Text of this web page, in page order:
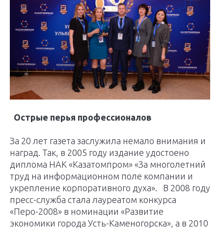
Острые перья профессионалов
За 20 лет газета заслужила немало внимания и
наград. Так, в 2005 году издание удостоено
диплома НАК «Казатомпром» «За многолетний
труд на информационном поле компании и
укрепление корпоративного духа». В 2008 году
пресс-служба стала лауреатом конкурса
«Перо-2008» в номинации «Развитие
экономики города Усть-Каменогорска», а в 2010